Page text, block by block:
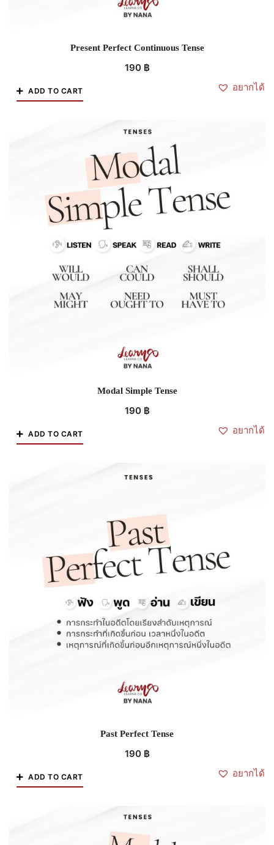
Present Perfect Continuous Tense
190 ฿
อยากได้
ADD TO CART
Modal Simple Tense
190 ฿
อยากได้
ADD TO CART
Past Perfect Tense
190 ฿
อยากได้
ADD TO CART